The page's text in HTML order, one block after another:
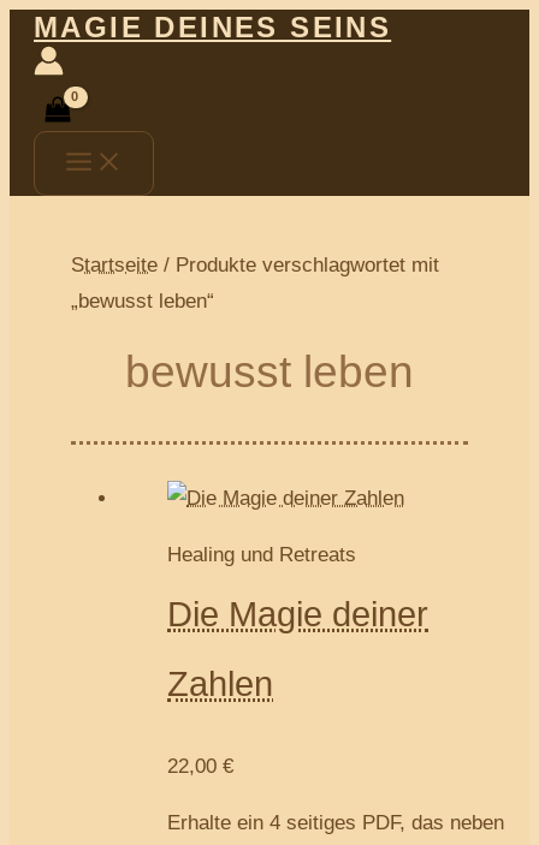
Zum
Inhalt
springen
MAGIE DEINES SEINS
Main
Menu
Startseite / Produkte verschlagwortet mit
„bewusst leben“
bewusst leben
Healing und Retreats
Die Magie deiner
Zahlen
22,00€
Erhalte ein 4 seitiges PDF, das neben